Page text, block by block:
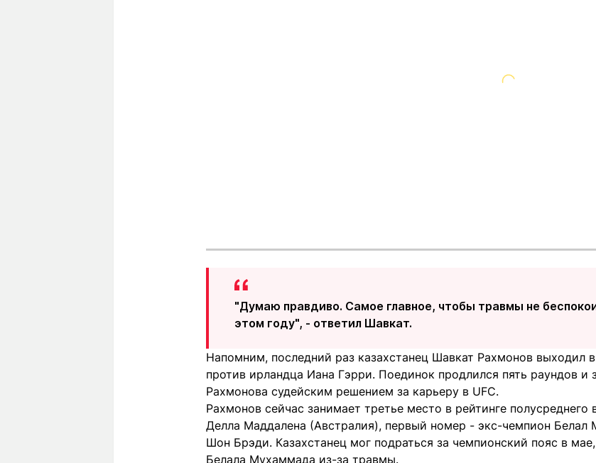
"Думаю правдиво. Самое главное, чтобы травмы не
этом году", - ответил Шавкат.
Напомним, последний раз казахстанец Шавкат Рахмонов выходил
против ирландца Иана Гэрри. Поединок продлился пять раундов и
Рахмонова судейским решением за карьеру в UFC.
Рахмонов сейчас занимает третье место в рейтинге
Делла Маддалена (Австралия), первый номер - экс-чемпион
Шон Брэди. Казахстанец мог подраться за чемпионский пояс в
Белала Мухаммада из-за травмы.